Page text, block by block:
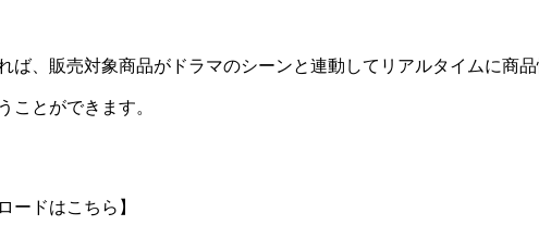
ば、販売対象商品がドラマのシーンと連動してリアルタイムに
ことができます。
ードはこちら】